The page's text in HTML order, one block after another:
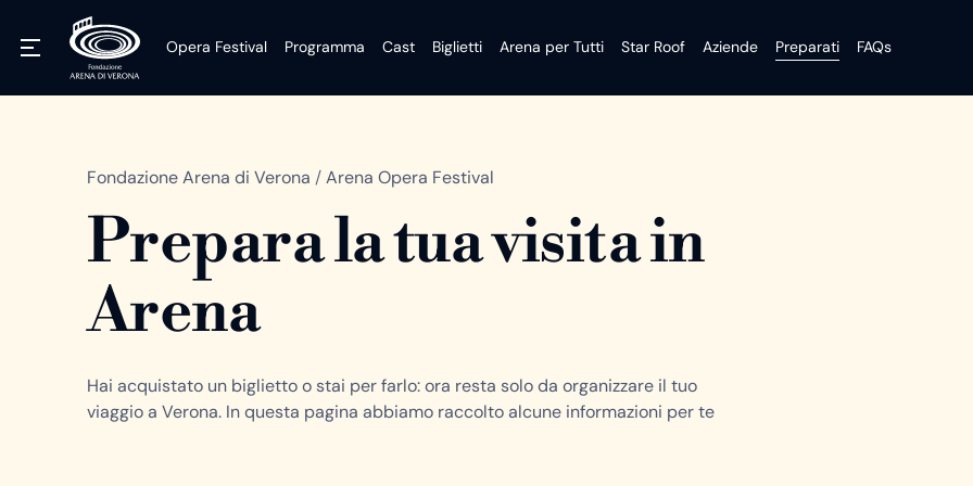
Opera Festival Programma Cast Biglietti Arena per Tutti Star Roof Aziende Preparati FAQs
Fondazione Arena di Verona /Arena Opera Festival
Prepara la tua visita in
Arena
Hai acquistato un biglietto o stai per farlo: ora resta solo da organizzare il tuo
viaggio a Verona. In questa pagina abbiamo raccolto alcune informazioni per te